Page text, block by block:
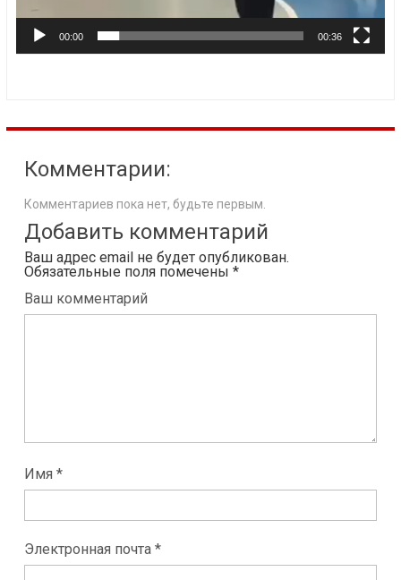
00:00 00:36
Комментарии:
Комментариев пока нет, будьте первым.
Добавить комментарий
Ваш адрес email не будет опубликован.
Обязательные поля помечены *
Ваш комментарий
Имя *
Электронная почта *